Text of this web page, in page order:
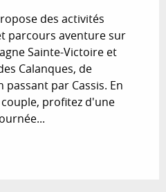
des activités
parcours aventure sur
Sainte-Victoire et
Calanques, de
passant par Cassis. En
profitez d'une